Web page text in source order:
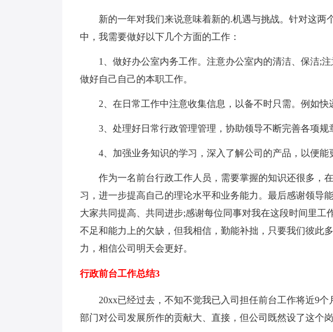
新的一年对我们来说意味着新的.机遇与挑战。针对这两
中，我需要做好以下几个方面的工作：
1、做好办公室内务工作。注意办公室内的清洁、保洁;注
做好自己自己的本职工作。
2、在日常工作中注意收集信息，以备不时只需。例如快
3、处理好日常行政管理管理，协助领导不断完善各项规
4、加强业务知识的学习，深入了解公司的产品，以便能
作为一名前台行政工作人员，需要掌握的知识还很多，
习，进一步提高自己的理论水平和业务能力。最后感谢领导
大家共同提高、共同进步;感谢每位同事对我在这段时间里工
不足和能力上的欠缺，但我相信，勤能补拙，只要我们彼此
力，相信公司明天会更好。
行政前台工作总结3
20xx已经过去，不知不觉我已入司担任前台工作将近9个
部门对公司发展所作的贡献大、直接，但公司既然设了这个